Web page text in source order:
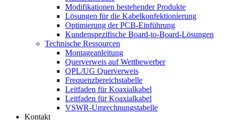
Modifikationen bestehender Produkte
Lösungen für die Kabelkonfektionierung
Optimierung der PCB-Einführung
Kundenspezifische Board-to-Board-Lösungen
Technische Ressourcen
Montageanleitung
Querverweis auf Wettbewerber
QPL/UG Querverweis
Frequenzbereichstabelle
Leitfaden für Koaxialkabel
Leitfaden für Koaxialkabel
VSWR-Umrechnungstabelle
Kontakt